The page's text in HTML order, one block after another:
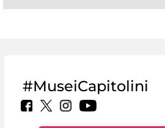
#MuseiCapitolini